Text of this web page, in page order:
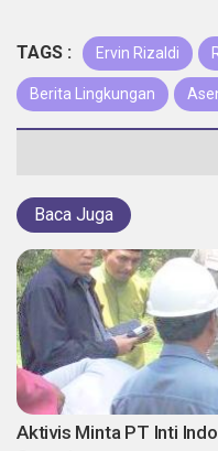
TAGS : Ervin Rizaldi
Berita Lingkungan
Baca Juga
Aktivis Minta PT Inti